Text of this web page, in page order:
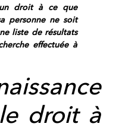
droit à ce que
personne ne soit
liste de résultats
effectuée à
droit à